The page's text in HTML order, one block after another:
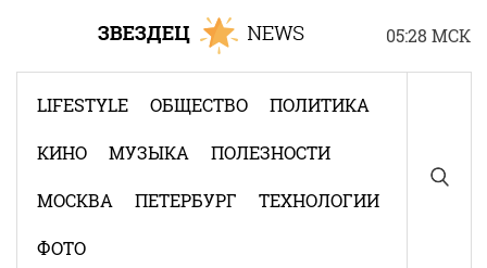
05:28 МСК
LIFESTYLE ОБЩЕСТВО ПОЛИТИКА
КИНО МУЗЫКА ПОЛЕЗНОСТИ
МОСКВА ПЕТЕРБУРГ ТЕХНОЛОГИИ
ФОТО